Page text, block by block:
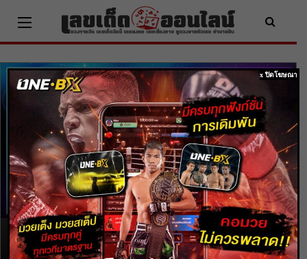
contentดูดวง 5 ราศี จะได้
ข่าวดีเงินทองเข้ามา
มีเกณฑ์ได้สละโสด
บอกลาสิ่งร้ายๆที่ผ่าน
มา
โดย heng99 - 27 พ.ค. 2020
x ปิดโฆษณา